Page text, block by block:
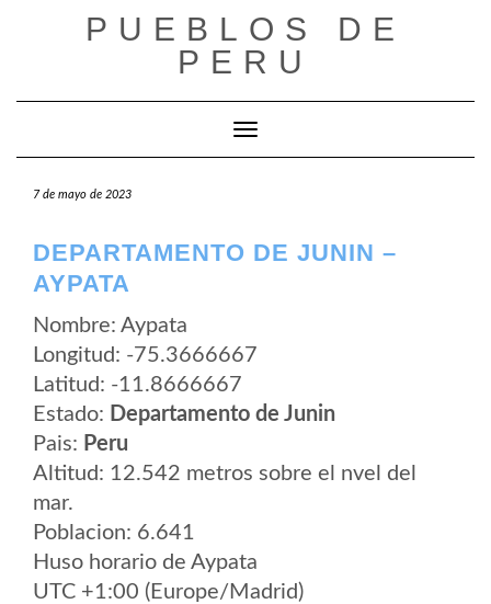
PUEBLOS DE
PERU
Cambiar modo de navegación
7 de mayo de 2023
DEPARTAMENTO DE JUNIN –
AYPATA
Nombre: Aypata
Longitud: -75.3666667
Latitud: -11.8666667
Estado: Departamento de Junin
Pais: Peru
Altitud: 12.542 metros sobre el nvel del
mar.
Poblacion: 6.641
Huso horario de Aypata
UTC +1:00 (Europe/Madrid)